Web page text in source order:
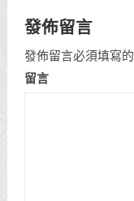
發佈留言
發佈留言必須填寫
留言